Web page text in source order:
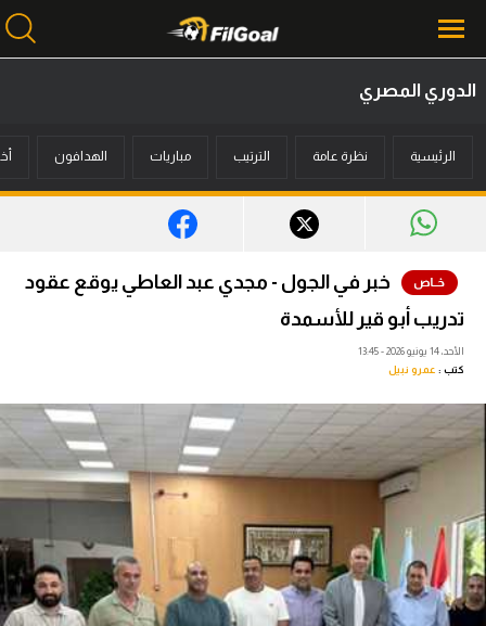
أخبار
ميركاتو
فانتازي في الجول
عدسات
ركن الألعاب
الدوري المصري
الرئيسية نظرة عامة الترتيب مباريات الهدافون
خبر في الجول - مجدي عبد العاطي يوقع عقود
تدريب أبو قير للأسمدة
الأحد، 14 يونيو 2026 - 13:45
كتب : عمرو نبيل